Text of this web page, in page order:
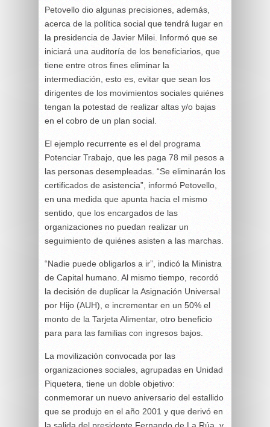
Petovello dio algunas precisiones, además,
acerca de la política social que tendrá lugar en
la presidencia de Javier Milei. Informó que se
iniciará una auditoría de los beneficiarios, que
tiene entre otros fines eliminar la
intermediación, esto es, evitar que sean los
dirigentes de los movimientos sociales quiénes
tengan la potestad de realizar altas y/o bajas
en el cobro de un plan social.
El ejemplo recurrente es el del programa
Potenciar Trabajo, que les paga 78 mil pesos a
las personas desempleadas. “Se eliminarán los
certificados de asistencia”, informó Petovello,
en una medida que apunta hacia el mismo
sentido, que los encargados de las
organizaciones no puedan realizar un
seguimiento de quiénes asisten a las marchas.
“Nadie puede obligarlos a ir”, indicó la Ministra
de Capital humano. Al mismo tiempo, recordó
la decisión de duplicar la Asignación Universal
por Hijo (AUH), e incrementar en un 50% el
monto de la Tarjeta Alimentar, otro beneficio
para para las familias con ingresos bajos.
La movilización convocada por las
organizaciones sociales, agrupadas en Unidad
Piquetera, tiene un doble objetivo:
conmemorar un nuevo aniversario del estallido
que se produjo en el año 2001 y que derivó en
la salida del presidente Fernando de La Rúa, y,